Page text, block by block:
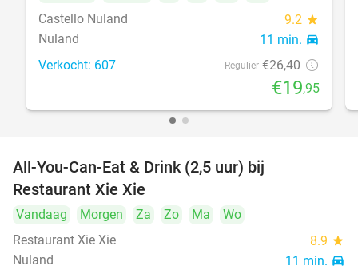
Castello Nuland
9.2 star
Nuland 11 min. directions_car
Verkocht: 607 Regulier €26,40
€19,95
All-You-Can-Eat & Drink (2,5 uur) bij
Restaurant Xie Xie
Vandaag Morgen Za Zo Ma
Wo
Restaurant Xie Xie
8.9 star
Nuland 11 min. directions_car